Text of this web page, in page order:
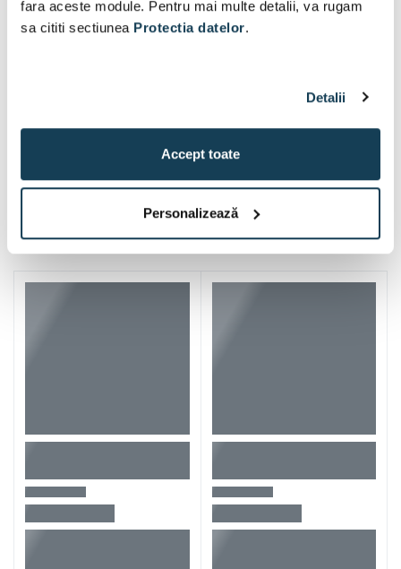
fara aceste module. Pentru mai multe detalii, va rugam
sa cititi sectiunea Protectia datelor.
Detalii
Accept toate
Personalizează
Iti mai recomandam si